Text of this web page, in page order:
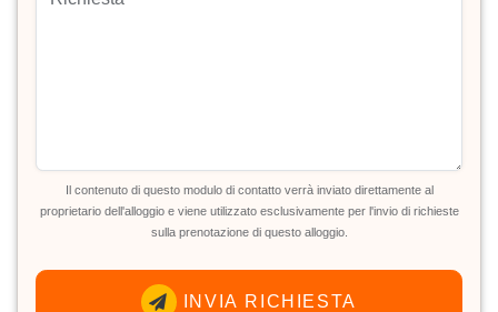
Il contenuto di questo modulo di contatto verrà inviato direttamente al
proprietario dell'alloggio e viene utilizzato esclusivamente per l'invio di richieste
sulla prenotazione di questo alloggio.
INVIA RICHIESTA